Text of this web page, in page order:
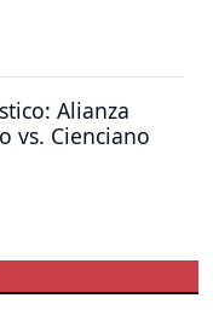
Alianza
vs. Cienciano